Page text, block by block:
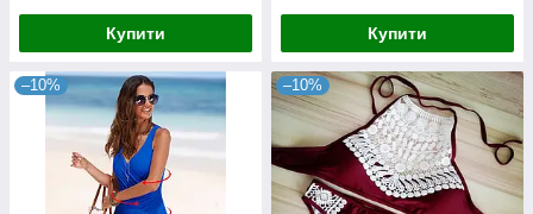
Купити Купити
–10% –10%